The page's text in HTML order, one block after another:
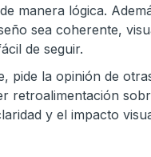
manera lógica.
sea coherente,
de seguir.
pide la opinión de
retroalimentación
y el impacto